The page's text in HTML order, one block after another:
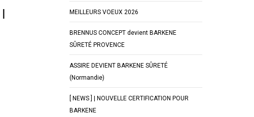
MEILLEURS VOEUX 2026
BRENNUS CONCEPT devient BARKENE
SÛRETÉ PROVENCE
ASSIRE DEVIENT BARKENE SÛRETÉ
(Normandie)
[ NEWS ] | NOUVELLE CERTIFICATION POUR
BARKENE